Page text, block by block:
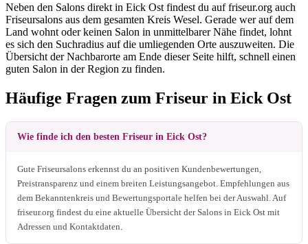
Neben den Salons direkt in Eick Ost findest du auf friseur.org auch
Friseursalons aus dem gesamten Kreis Wesel. Gerade wer auf dem
Land wohnt oder keinen Salon in unmittelbarer Nähe findet, lohnt
es sich den Suchradius auf die umliegenden Orte auszuweiten. Die
Übersicht der Nachbarorte am Ende dieser Seite hilft, schnell einen
guten Salon in der Region zu finden.
Häufige Fragen zum Friseur in Eick Ost
Wie finde ich den besten Friseur in Eick Ost?
Gute Friseursalons erkennst du an positiven Kundenbewertungen,
Preistransparenz und einem breiten Leistungsangebot. Empfehlungen aus
dem Bekanntenkreis und Bewertungsportale helfen bei der Auswahl. Auf
friseur.org findest du eine aktuelle Übersicht der Salons in Eick Ost mit
Adressen und Kontaktdaten.